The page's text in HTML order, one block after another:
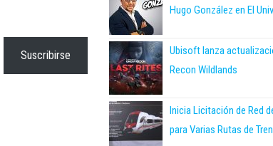
Suscribirse
Hugo González en El
Ubisoft lanza
Recon Wildlands
Inicia Licitación de Red
para Varias Rutas de